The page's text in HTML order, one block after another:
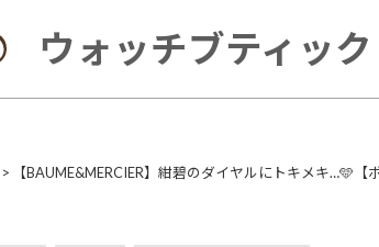
ウォッチブティッ
> 【BAUME&MERCIER】紺碧のダイヤルにトキメキ…🩵【